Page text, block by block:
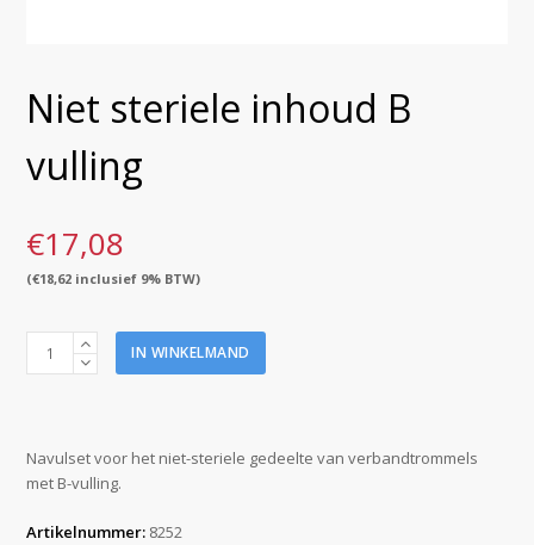
Niet steriele inhoud B
vulling
€17,08
(€18,62 inclusief 9% BTW)
Niet
steriele
aantal
IN WINKELMAND
Navulset voor het niet-steriele gedeelte van verbandtrommels
met B-vulling.
Artikelnummer: 8252